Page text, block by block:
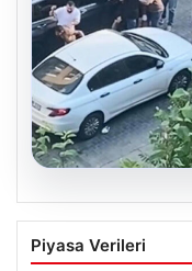
Beyoğlu’nda
Motosikletin
Piyasa Verileri